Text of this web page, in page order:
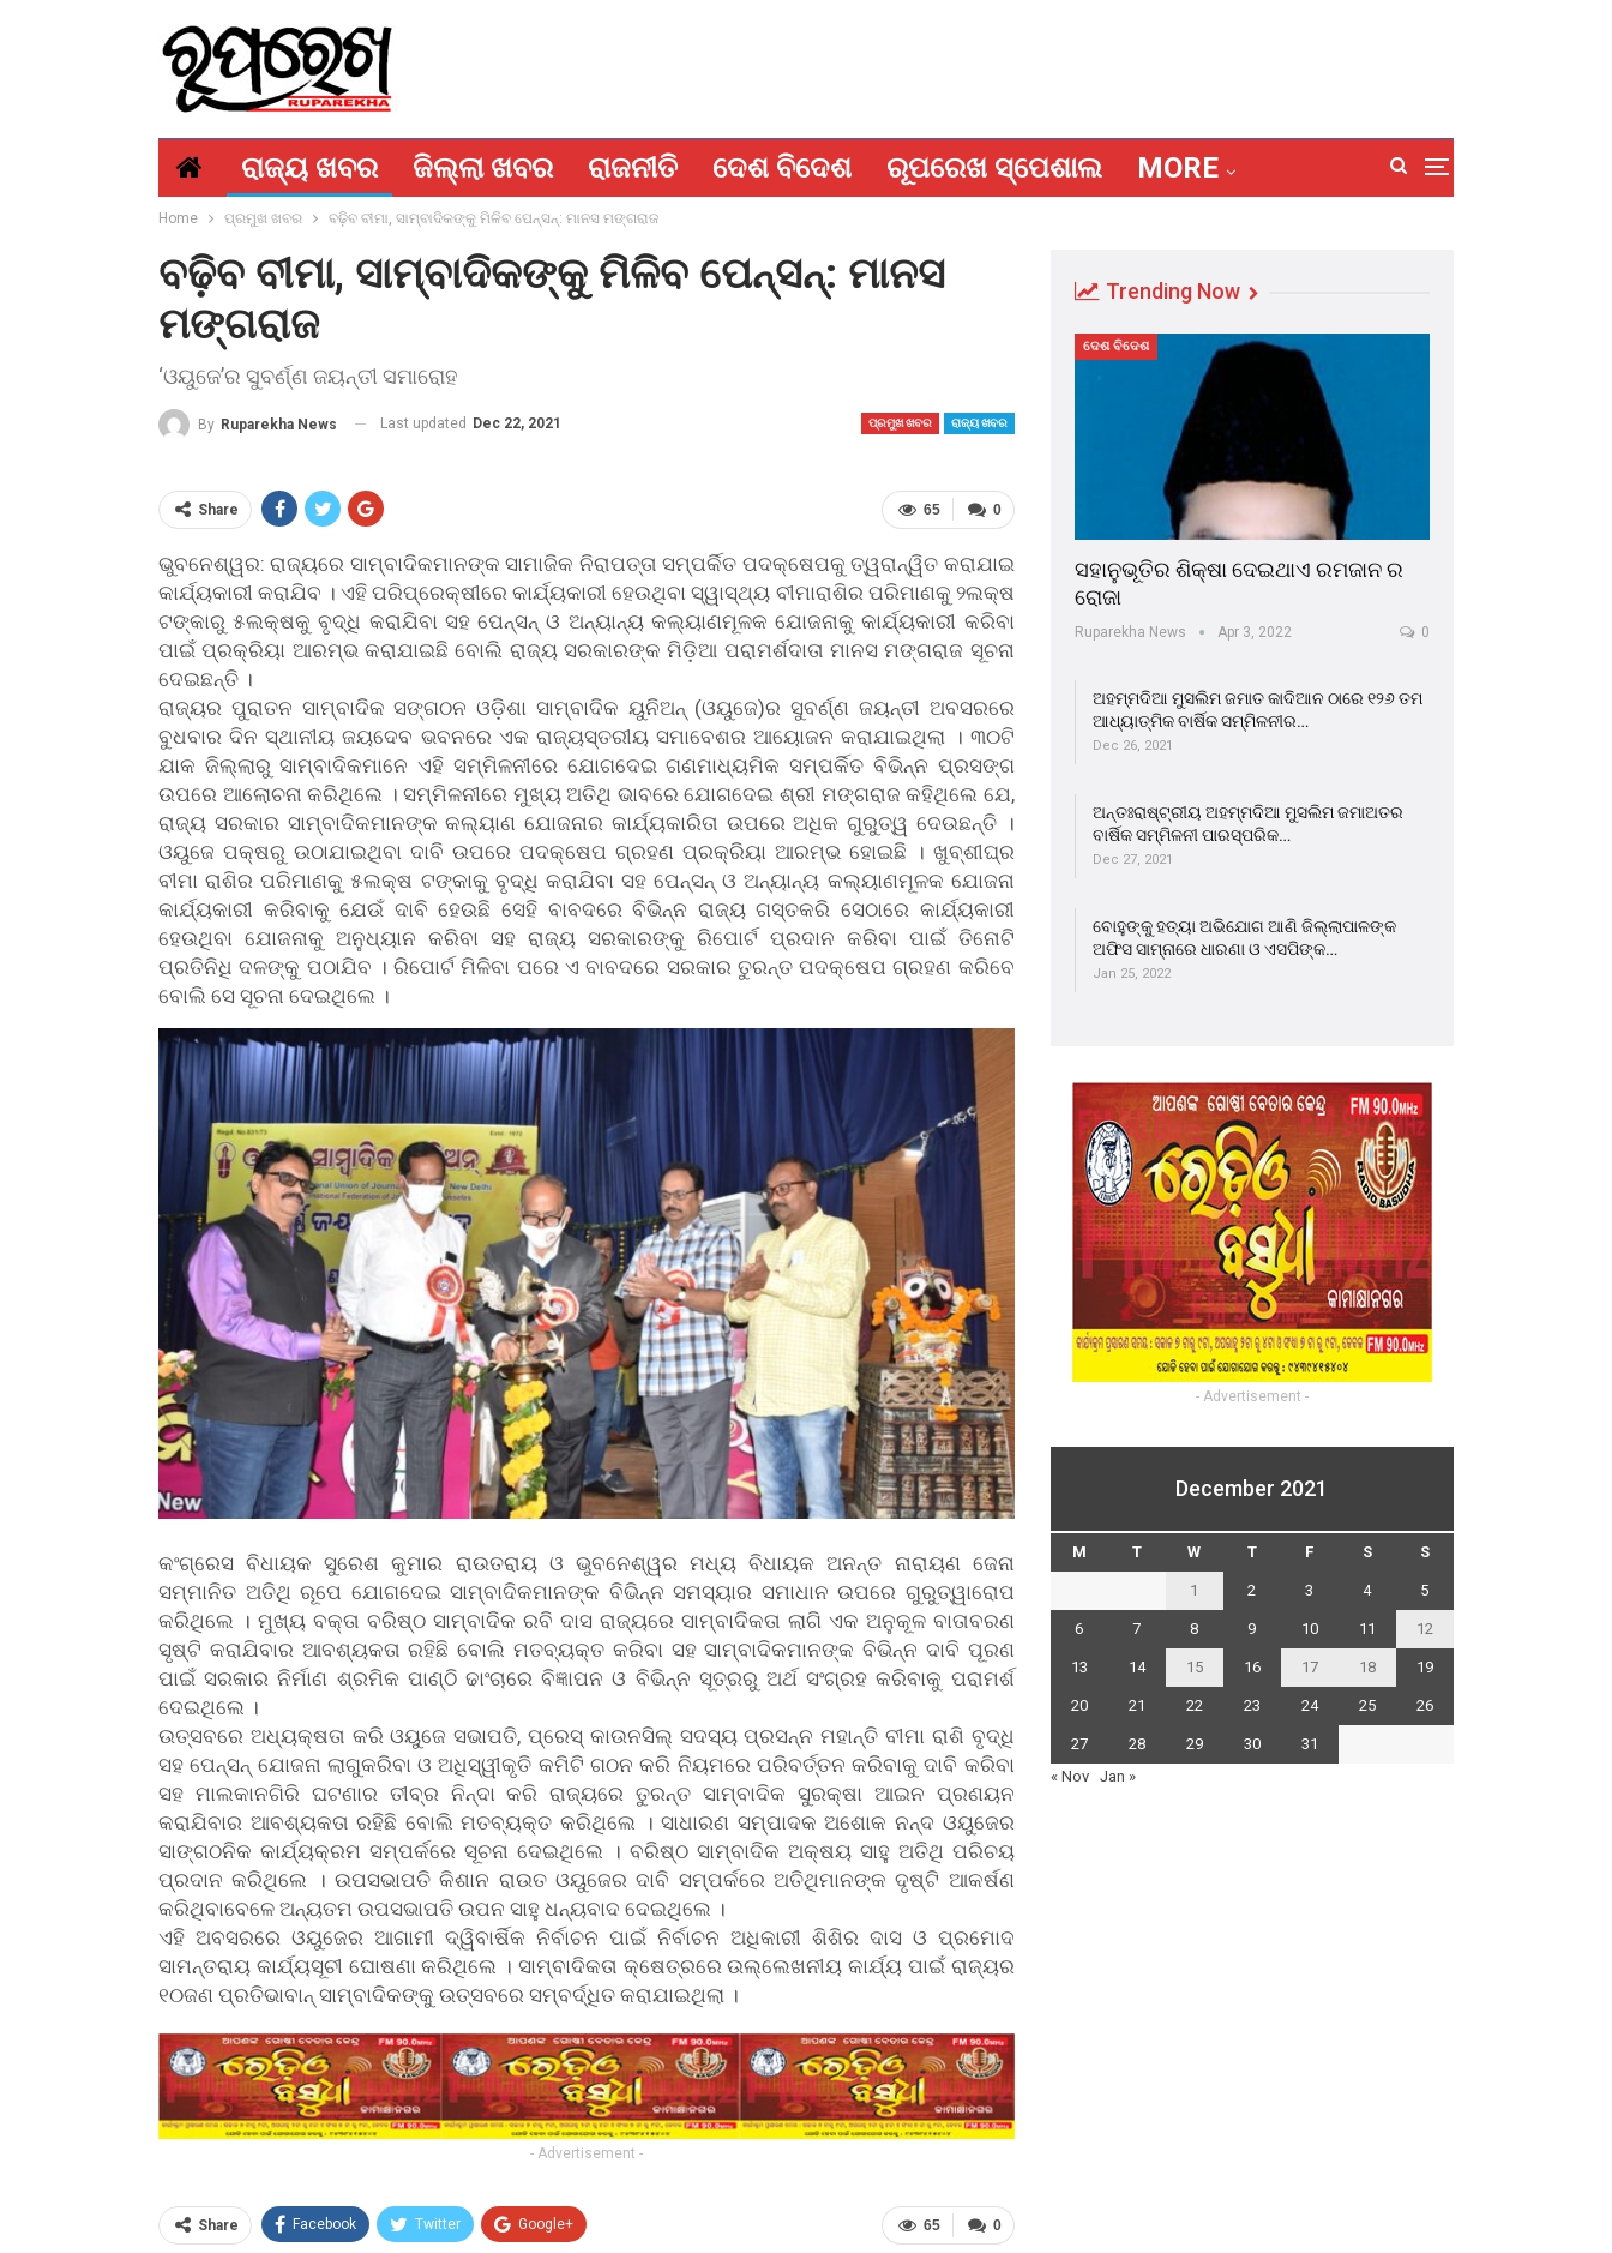
ରାଜ୍ୟ ଖବର ଜିଲ୍ଲା ଖବର ରାଜନୀତି ଦେଶ ବିଦେଶ ରୂପରେଖ ସ୍ପେଶାଲ MORE
Home ପ୍ରମୁଖ ଖବର ବଢ଼ିବ ବୀମା, ସାମ୍ବାଦିକଙ୍କୁ ମିଳିବ ପେନ୍‌ସନ୍‌: ମାନସ ମଙ୍ଗରାଜ
ବଢ଼ିବ ବୀମା, ସାମ୍ବାଦିକଙ୍କୁ ମିଳିବ ପେନ୍‌ସନ୍‌: ମାନସ
ମଙ୍ଗରାଜ
‘ଓୟୁଜେ’ର ସୁବର୍ଣ୍ଣ ଜୟନ୍ତୀ ସମାରୋହ
ପ୍ରମୁଖ ଖବର ରାଜ୍ୟ ଖବର
By Ruparekha News Last updated Dec 22, 2021
0
65
Share
ଭୁବନେଶ୍ୱର: ରାଜ୍ୟରେ ସାମ୍ବାଦିକମାନଙ୍କ ସାମାଜିକ ନିରାପତ୍ତା ସମ୍ପର୍କିତ ପଦକ୍ଷେପକୁ ତ୍ୱରାନ୍ୱିତ କରାଯାଇ
କାର୍ଯ୍ୟକାରୀ କରାଯିବ । ଏହି ପରିପ୍ରେକ୍ଷୀରେ କାର୍ଯ୍ୟକାରୀ ହେଉଥିବା ସ୍ୱାସ୍ଥ୍ୟ ବୀମାରାଶିର ପରିମାଣକୁ ୨ଲକ୍ଷ
ଟଙ୍କାରୁ ୫ଲକ୍ଷକୁ ବୃଦ୍ଧି କରାଯିବା ସହ ପେନ୍‌ସନ୍ ଓ ଅନ୍ୟାନ୍ୟ କଲ୍ୟାଣମୂଳକ ଯୋଜନାକୁ କାର୍ଯ୍ୟକାରୀ କରିବା
ପାଇଁ ପ୍ରକ୍ରିୟା ଆରମ୍ଭ କରାଯାଇଛି ବୋଲି ରାଜ୍ୟ ସରକାରଙ୍କ ମିଡ଼ିଆ ପରାମର୍ଶଦାତା ମାନସ ମଙ୍ଗରାଜ ସୂଚନା
ଦେଇଛନ୍ତି ।
ରାଜ୍ୟର ପୁରାତନ ସାମ୍ବାଦିକ ସଙ୍ଗଠନ ଓଡ଼ିଶା ସାମ୍ବାଦିକ ୟୁନିଅନ୍ (ଓୟୁଜେ)ର ସୁବର୍ଣ୍ଣ ଜୟନ୍ତୀ ଅବସରରେ
ବୁଧବାର ଦିନ ସ୍ଥାନୀୟ ଜୟଦେବ ଭବନରେ ଏକ ରାଜ୍ୟସ୍ତରୀୟ ସମାବେଶର ଆୟୋଜନ କରାଯାଇଥିଲା । ୩୦ଟି
ଯାକ ଜିଲ୍ଲାରୁ ସାମ୍ବାଦିକମାନେ ଏହି ସମ୍ମିଳନୀରେ ଯୋଗଦେଇ ଗଣମାଧ୍ୟମିକ ସମ୍ପର୍କିତ ବିଭିନ୍ନ ପ୍ରସଙ୍ଗ
ଉପରେ ଆଲୋଚନା କରିଥିଲେ । ସମ୍ମିଳନୀରେ ମୁଖ୍ୟ ଅତିଥି ଭାବରେ ଯୋଗଦେଇ ଶ୍ରୀ ମଙ୍ଗରାଜ କହିଥିଲେ ଯେ,
ରାଜ୍ୟ ସରକାର ସାମ୍ବାଦିକମାନଙ୍କ କଲ୍ୟାଣ ଯୋଜନାର କାର୍ଯ୍ୟକାରିତା ଉପରେ ଅଧିକ ଗୁରୁତ୍ୱ ଦେଉଛନ୍ତି ।
ଓୟୁଜେ ପକ୍ଷରୁ ଉଠାଯାଇଥିବା ଦାବି ଉପରେ ପଦକ୍ଷେପ ଗ୍ରହଣ ପ୍ରକ୍ରିୟା ଆରମ୍ଭ ହୋଇଛି । ଖୁବ୍‌ଶୀଘ୍ର
ବୀମା ରାଶିର ପରିମାଣକୁ ୫ଲକ୍ଷ ଟଙ୍କାକୁ ବୃଦ୍ଧି କରାଯିବା ସହ ପେନ୍‌ସନ୍ ଓ ଅନ୍ୟାନ୍ୟ କଲ୍ୟାଣମୂଳକ ଯୋଜନା
କାର୍ଯ୍ୟକାରୀ କରିବାକୁ ଯେଉଁ ଦାବି ହେଉଛି ସେହି ବାବଦରେ ବିଭିନ୍ନ ରାଜ୍ୟ ଗସ୍ତକରି ସେଠାରେ କାର୍ଯ୍ୟକାରୀ
ହେଉଥିବା ଯୋଜନାକୁ ଅନୁଧ୍ୟାନ କରିବା ସହ ରାଜ୍ୟ ସରକାରଙ୍କୁ ରିପୋର୍ଟ ପ୍ରଦାନ କରିବା ପାଇଁ ତିନୋଟି
ପ୍ରତିନିଧି ଦଳଙ୍କୁ ପଠାଯିବ । ରିପୋର୍ଟ ମିଳିବା ପରେ ଏ ବାବଦରେ ସରକାର ତୁରନ୍ତ ପଦକ୍ଷେପ ଗ୍ରହଣ କରିବେ
ବୋଲି ସେ ସୂଚନା ଦେଇଥିଲେ ।
କଂଗ୍ରେସ ବିଧାୟକ ସୁରେଶ କୁମାର ରାଉତରାୟ ଓ ଭୁବନେଶ୍ୱର ମଧ୍ୟ ବିଧାୟକ ଅନନ୍ତ ନାରାୟଣ ଜେନା
ସମ୍ମାନିତ ଅତିଥି ରୂପେ ଯୋଗଦେଇ ସାମ୍ବାଦିକମାନଙ୍କ ବିଭିନ୍ନ ସମସ୍ୟାର ସମାଧାନ ଉପରେ ଗୁରୁତ୍ୱାରୋପ
କରିଥିଲେ । ମୁଖ୍ୟ ବକ୍ତା ବରିଷ୍ଠ ସାମ୍ବାଦିକ ରବି ଦାସ ରାଜ୍ୟରେ ସାମ୍ବାଦିକତା ଲାଗି ଏକ ଅନୁକୂଳ ବାତାବରଣ
ସୃଷ୍ଟି କରାଯିବାର ଆବଶ୍ୟକତା ରହିଛି ବୋଲି ମତବ୍ୟକ୍ତ କରିବା ସହ ସାମ୍ବାଦିକମାନଙ୍କ ବିଭିନ୍ନ ଦାବି ପୂରଣ
ପାଇଁ ସରକାର ନିର୍ମାଣ ଶ୍ରମିକ ପାଣ୍ଠି ଢାଂଚାରେ ବିଜ୍ଞାପନ ଓ ବିଭିନ୍ନ ସୂତ୍ରରୁ ଅର୍ଥ ସଂଗ୍ରହ କରିବାକୁ ପରାମର୍ଶ
ଦେଇଥିଲେ ।
ଉତ୍ସବରେ ଅଧ୍ୟକ୍ଷତା କରି ଓୟୁଜେ ସଭାପତି, ପ୍ରେସ୍ କାଉନସିଲ୍ ସଦସ୍ୟ ପ୍ରସନ୍ନ ମହାନ୍ତି ବୀମା ରାଶି ବୃଦ୍ଧି
ସହ ପେନ୍‌ସନ୍ ଯୋଜନା ଲାଗୁକରିବା ଓ ଅଧିସ୍ୱୀକୃତି କମିଟି ଗଠନ କରି ନିୟମରେ ପରିବର୍ତ୍ତନ କରିବାକୁ ଦାବି କରିବା
ସହ ମାଲକାନଗିରି ଘଟଣାର ତୀବ୍ର ନିନ୍ଦା କରି ରାଜ୍ୟରେ ତୁରନ୍ତ ସାମ୍ବାଦିକ ସୁରକ୍ଷା ଆଇନ ପ୍ରଣୟନ
କରାଯିବାର ଆବଶ୍ୟକତା ରହିଛି ବୋଲି ମତବ୍ୟକ୍ତ କରିଥିଲେ । ସାଧାରଣ ସମ୍ପାଦକ ଅଶୋକ ନନ୍ଦ ଓୟୁଜେର
ସାଙ୍ଗଠନିକ କାର୍ଯ୍ୟକ୍ରମ ସମ୍ପର୍କରେ ସୂଚନା ଦେଇଥିଲେ । ବରିଷ୍ଠ ସାମ୍ବାଦିକ ଅକ୍ଷୟ ସାହୁ ଅତିଥି ପରିଚୟ
ପ୍ରଦାନ କରିଥିଲେ । ଉପସଭାପତି କିଶାନ ରାଉତ ଓୟୁଜେର ଦାବି ସମ୍ପର୍କରେ ଅତିଥିମାନଙ୍କ ଦୃଷ୍ଟି ଆକର୍ଷଣ
କରିଥିବାବେଳେ ଅନ୍ୟତମ ଉପସଭାପତି ଉପନ ସାହୁ ଧନ୍ୟବାଦ ଦେଇଥିଲେ ।
ଏହି ଅବସରରେ ଓୟୁଜେର ଆଗାମୀ ଦ୍ୱିବାର୍ଷିକ ନିର୍ବାଚନ ପାଇଁ ନିର୍ବାଚନ ଅଧିକାରୀ ଶିଶିର ଦାସ ଓ ପ୍ରମୋଦ
ସାମନ୍ତରାୟ କାର୍ଯ୍ୟସୂଚୀ ଘୋଷଣା କରିଥିଲେ । ସାମ୍ବାଦିକତା କ୍ଷେତ୍ରରେ ଉଲ୍ଲେଖନୀୟ କାର୍ଯ୍ୟ ପାଇଁ ରାଜ୍ୟର
୧୦ଜଣ ପ୍ରତିଭାବାନ୍ ସାମ୍ବାଦିକଙ୍କୁ ଉତ୍ସବରେ ସମ୍ବର୍ଦ୍ଧିତ କରାଯାଇଥିଲା ।
- Advertisement -
0
65
Share Facebook Twitter Google+
Trending Now
ଦେଶ ବିଦେଶ
ସହାନୁଭୂତିର ଶିକ୍ଷା ଦେଇଥାଏ ରମଜାନ ର
ରୋଜା
Ruparekha News Apr 3, 2022 0
ଅହମ୍ମଦିଆ ମୁସଲିମ ଜମାତ କାଦିଆନ ଠାରେ ୧୨୬ ତମ
ଆଧ୍ୟାତ୍ମିକ ବାର୍ଷିକ ସମ୍ମିଳନୀର…
Dec 26, 2021
ଅନ୍ତଃରାଷ୍ଟ୍ରୀୟ ଅହମ୍ମଦିଆ ମୁସଲିମ ଜମାଅତର
ବାର୍ଷିକ ସମ୍ମିଳନୀ ପାରସ୍ପରିକ…
Dec 27, 2021
ବୋହୁଙ୍କୁ ହତ୍ୟା ଅଭିଯୋଗ ଆଣି ଜିଲ୍ଲାପାଳଙ୍କ
ଅଫିସ ସାମ୍ନାରେ ଧାରଣା ଓ ଏସପିଙ୍କ…
Jan 25, 2022
- Advertisement -
December 2021
M T W T F S S
1 2 3 4 5
6 7 8 9 10 11 12
13 14 15 16 17 18 19
20 21 22 23 24 25 26
27 28 29 30
31
« Nov
Jan »